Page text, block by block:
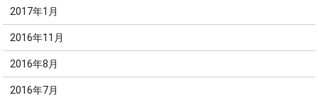
2017年1月
2016年11月
2016年8月
2016年7月